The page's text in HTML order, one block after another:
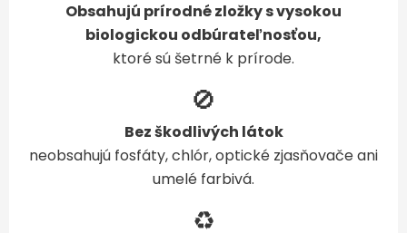
Obsahujú prírodné zložky s vysokou
biologickou odbúrateľnosťou,
ktoré sú šetrné k prírode.
🚫
Bez škodlivých látok
neobsahujú fosfáty, chlór, optické zjasňovače ani
umelé farbivá.
♻️